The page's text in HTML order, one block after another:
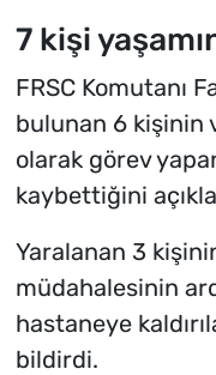
7 kişi
FRSC Komutanı
bulunan 6 kişinin
olarak görev
kaybettiğini
Yaralanan 3
müdahalesinin
hastaneye
bildirdi.